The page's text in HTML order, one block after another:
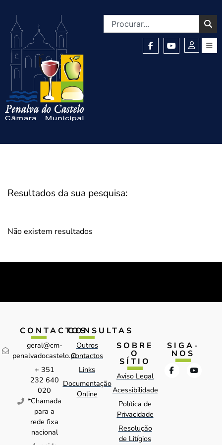
Resultados da sua pesquisa:
Não existem resultados
CONTACTOS
geral@cm-
penalvadocastelo.pt
+ 351
232 640
020
*Chamada
para a
rede fixa
nacional
CONSULTAS
Outros
Contactos
Links
Documentação
Online
SOBRE
O
SÍTIO
Aviso Legal
Acessibilidade
Política de
Privacidade
Resolução
de Litígios
SIGA-
NOS